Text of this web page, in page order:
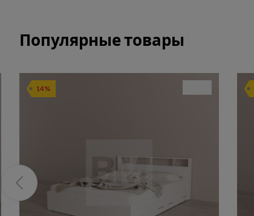
Популярные товары
14%